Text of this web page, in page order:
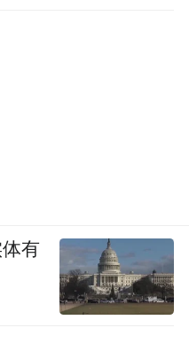
女孩吴以涵也长大
有